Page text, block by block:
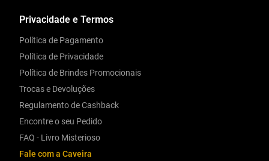
Privacidade e Termos
Política de Pagamento
Política de Privacidade
Política de Brindes Promocionais
Trocas e Devoluções
Regulamento de Cashback
Encontre o seu Pedido
FAQ - Livro Misterioso
Fale com a Caveira